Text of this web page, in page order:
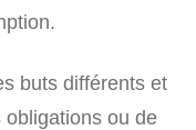
buts différents et
ou de